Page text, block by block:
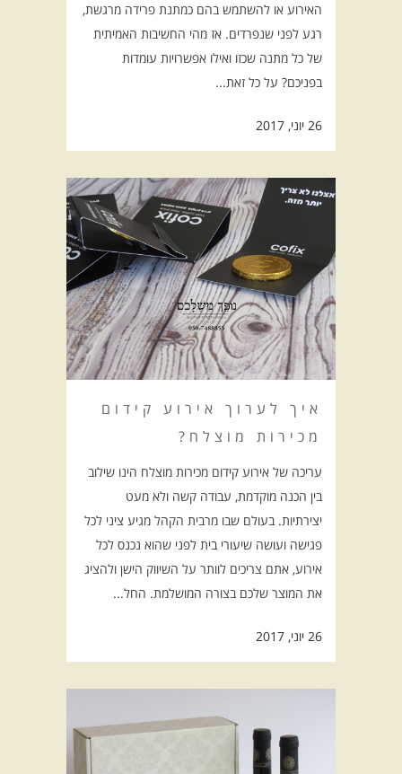
האירוע או להשתמש בהם כמתנת פרידה מרגשת,
רגע לפני שנפרדים. אז מהי החשיבות האמיתית
של כל מתנה שכזו ואילו אפשרויות עומדות
בפניכם? על כל זאת...
26 יוני, 2017
איך לערוך אירוע קידום
מכירות מוצלח?
עריכה של אירוע קידום מכירות מוצלח הינו שילוב
בין הכנה מוקדמת, עבודה קשה ולא מעט
יצירתיות. בעולם שבו מרבית הקהל מגיע ציני לכל
פגישה ועושה שיעורי בית לפני שהוא נכנס לכל
אירוע, אתם צריכים לוותר על השיווק הישן ולהציג
את המוצר שלכם בצורה המושלמת. החל...
26 יוני, 2017